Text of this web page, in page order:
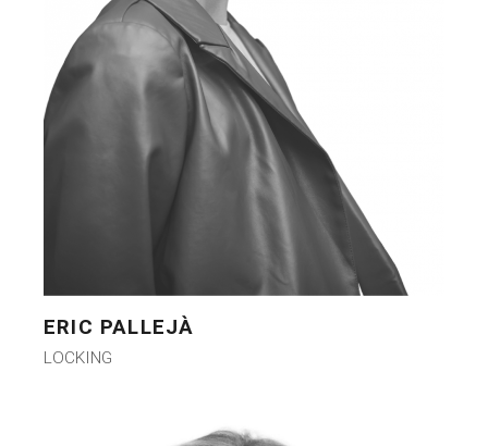
ERIC PALLEJÀ
LOCKING